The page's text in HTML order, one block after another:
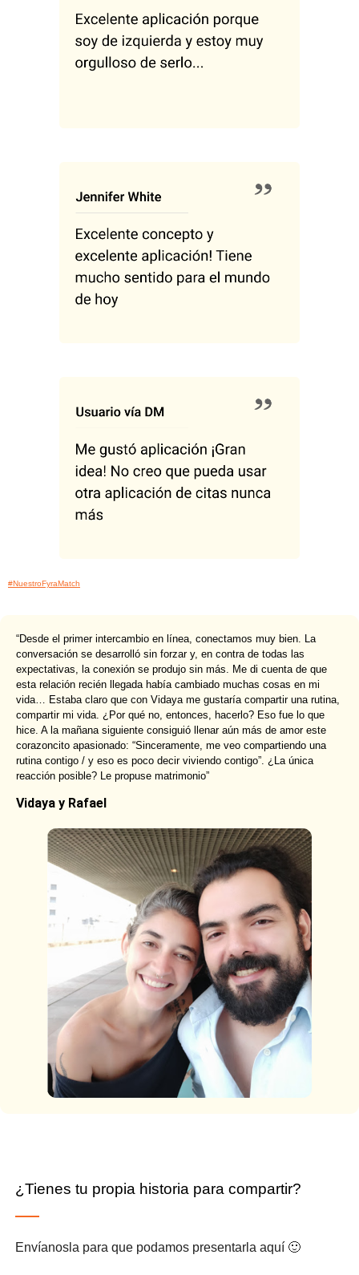
#NuestroFyraMatch
“Desde el primer intercambio en línea, conectamos muy bien. La
conversación se desarrolló sin forzar y, en contra de todas las
expectativas, la conexión se produjo sin más. Me di cuenta de que
esta relación recién llegada había cambiado muchas cosas en mi
vida… Estaba claro que con Vidaya me gustaría compartir una rutina,
compartir mi vida. ¿Por qué no, entonces, hacerlo? Eso fue lo que
hice. A la mañana siguiente consiguió llenar aún más de amor este
corazoncito apasionado: “Sinceramente, me veo compartiendo una
rutina contigo / y eso es poco decir viviendo contigo”. ¿La única
reacción posible? Le propuse matrimonio”
Vidaya y Rafael
¿Tienes tu propia historia para compartir?
Envíanosla para que podamos presentarla aquí 🙂